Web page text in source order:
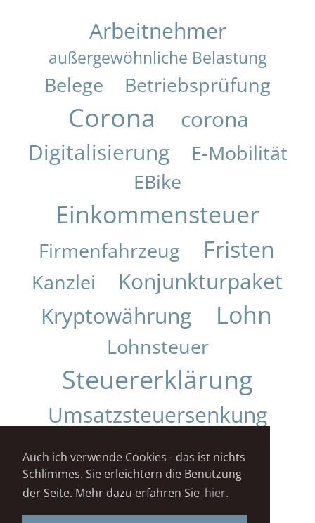
Auch ich verwende Cookies - das ist nichts
Schlimmes. Sie erleichtern die Benutzung
der Seite. Mehr dazu erfahren Sie hier.
Arbeitnehmer
außergewöhnliche Belastung
Belege Betriebsprüfung
Corona
corona
Digitalisierung
E-Mobilität
EBike
Einkommensteuer
Firmenfahrzeug Fristen
Kanzlei
Konjunkturpaket
Kryptowährung
Lohn
Lohnsteuer
Steuererklärung
Umsatzsteuersenkung
Urteil
Impressum
Datenschutz